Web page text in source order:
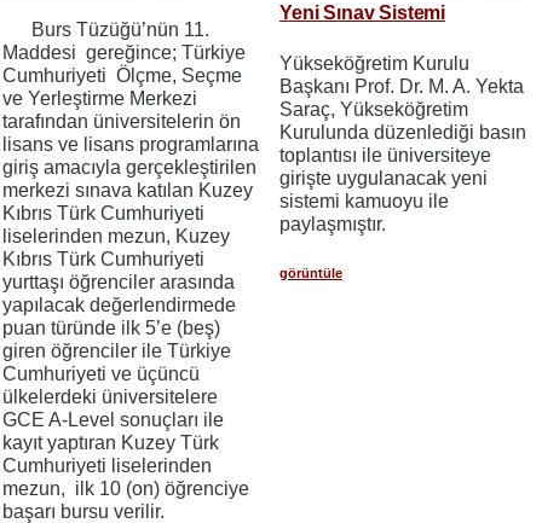
Burs Tüzüğü’nün 11.
Maddesi gereğince; Türkiye
Cumhuriyeti Ölçme, Seçme
ve Yerleştirme Merkezi
tarafından üniversitelerin ön
lisans ve lisans programlarına
giriş amacıyla gerçekleştirilen
merkezi sınava katılan Kuzey
Kıbrıs Türk Cumhuriyeti
liselerinden mezun, Kuzey
Kıbrıs Türk Cumhuriyeti
yurttaşı öğrenciler arasında
yapılacak değerlendirmede
puan türünde ilk 5’e (beş)
giren öğrenciler ile Türkiye
Cumhuriyeti ve üçüncü
ülkelerdeki üniversitelere
GCE A-Level sonuçları ile
kayıt yaptıran Kuzey Türk
Cumhuriyeti liselerinden
mezun, ilk 10 (on) öğrenciye
başarı bursu verilir.
Yeni Sınav Sistemi
Yükseköğretim Kurulu
Başkanı Prof. Dr. M. A. Yekta
Saraç, Yükseköğretim
Kurulunda düzenlediği basın
toplantısı ile üniversiteye
girişte uygulanacak yeni
sistemi kamuoyu ile
paylaşmıştır.
görüntüle